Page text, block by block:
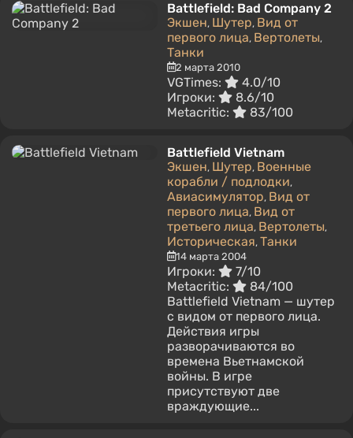
Battlefield: Bad Company 2
Экшен, Шутер, Вид от
первого лица, Вертолеты,
Танки
2 марта 2010
VGTimes:
4.0/10
Игроки:
8.6/10
Metacritic:
83/100
Battlefield Vietnam
Экшен, Шутер, Военные
корабли / подлодки,
Авиасимулятор, Вид от
первого лица, Вид от
третьего лица, Вертолеты,
Историческая, Танки
14 марта 2004
Игроки:
7/10
Metacritic:
84/100
Battlefield Vietnam — шутер
с видом от первого лица.
Действия игры
разворачиваются во
времена Вьетнамской
войны. В игре
присутствуют две
враждующие...